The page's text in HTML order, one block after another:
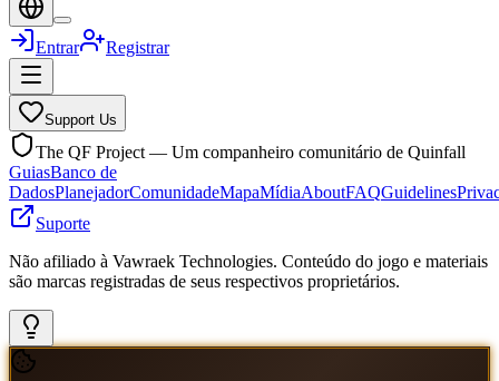
Entrar Registrar
Support Us
The QF Project — Um companheiro comunitário de Quinfall
GuiasBanco de
DadosPlanejadorComunidadeMapaMídiaAboutFAQGuidelines
Suporte
Não afiliado à Vawraek Technologies. Conteúdo do jogo e materiais
são marcas registradas de seus respectivos proprietários.